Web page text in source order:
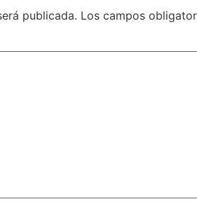
publicada. Los campos